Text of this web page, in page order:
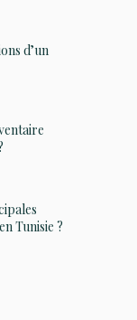
d’un
Tunisie ?